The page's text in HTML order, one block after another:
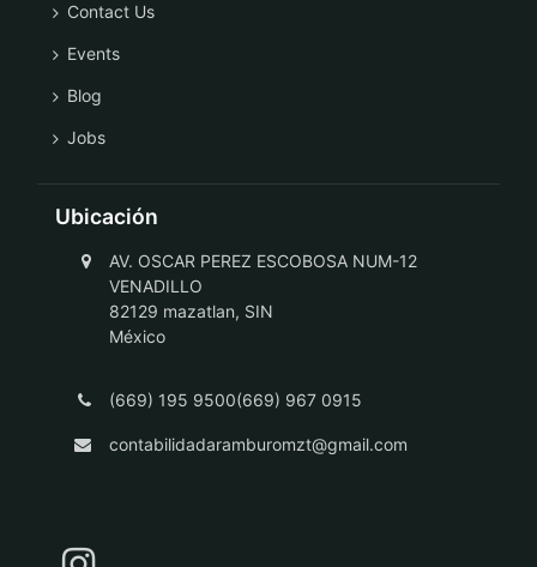
Contact Us
Events
Blog
Jobs
Ubicación
AV. OSCAR PEREZ ESCOBOSA NUM-12
VENADILLO
82129 mazatlan, SIN
México
(669) 195 9500(669) 967 0915
contabilidadaramburomzt@gmail.com